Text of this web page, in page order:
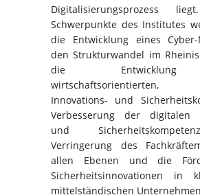
Digitalisierungsprozess
Schwerpunkte des Institutes
die Entwicklung eines
den Strukturwandel im
die
Innovations- und
Verbesserung der digitalen
und
Verringerung des
allen Ebenen und die
Sicherheitsinnovationen in
mittelständischen